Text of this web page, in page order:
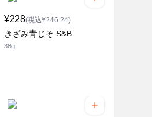
¥228(税込¥246.24)
きざみ青じそ S&B
38g